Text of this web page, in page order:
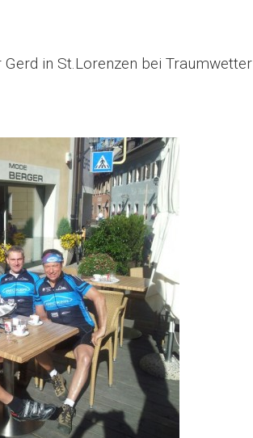
in St.Lorenzen bei Traumwetter